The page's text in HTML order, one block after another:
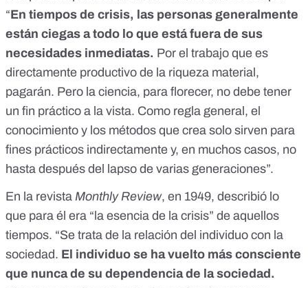
“En tiempos de crisis, las personas generalmente
están ciegas a todo lo que está fuera de sus
necesidades inmediatas. Por el trabajo que es
directamente productivo de la riqueza material,
pagarán. Pero la ciencia, para florecer, no debe tener
un fin práctico a la vista. Como regla general, el
conocimiento y los métodos que crea solo sirven para
fines prácticos indirectamente y, en muchos casos, no
hasta después del lapso de varias generaciones”.
En la revista Monthly Review, en 1949, describió lo
que para él era “la esencia de la crisis” de aquellos
tiempos. “Se trata de la relación del individuo con la
sociedad. El individuo se ha vuelto más consciente
que nunca de su dependencia de la sociedad.